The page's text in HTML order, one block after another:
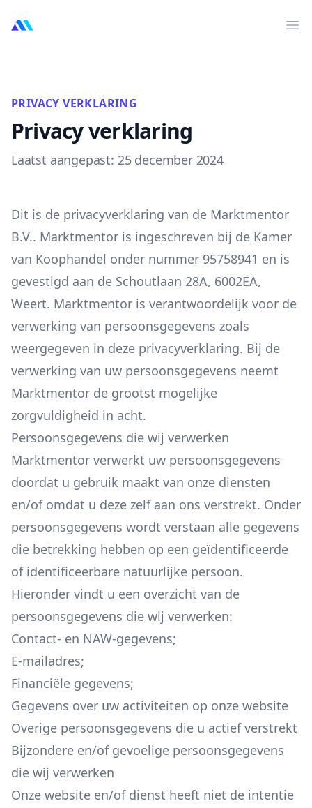
MarktMentor
PRIVACY VERKLARING
Privacy verklaring
Laatst aangepast: 25 december 2024
Dit is de privacyverklaring van de Marktmentor
B.V.. Marktmentor is ingeschreven bij de Kamer
van Koophandel onder nummer 95758941 en is
gevestigd aan de Schoutlaan 28A, 6002EA,
Weert. Marktmentor is verantwoordelijk voor de
verwerking van persoonsgegevens zoals
weergegeven in deze privacyverklaring. Bij de
verwerking van uw persoonsgegevens neemt
Marktmentor de grootst mogelijke
zorgvuldigheid in acht.
Persoonsgegevens die wij verwerken
Marktmentor verwerkt uw persoonsgegevens
doordat u gebruik maakt van onze diensten
en/of omdat u deze zelf aan ons verstrekt. Onder
persoonsgegevens wordt verstaan alle gegevens
die betrekking hebben op een geïdentificeerde
of identificeerbare natuurlijke persoon.
Hieronder vindt u een overzicht van de
persoonsgegevens die wij verwerken:
Contact- en NAW-gegevens;
E-mailadres;
Financiële gegevens;
Gegevens over uw activiteiten op onze website
Overige persoonsgegevens die u actief verstrekt
Bijzondere en/of gevoelige persoonsgegevens
die wij verwerken
Onze website en/of dienst heeft niet de intentie